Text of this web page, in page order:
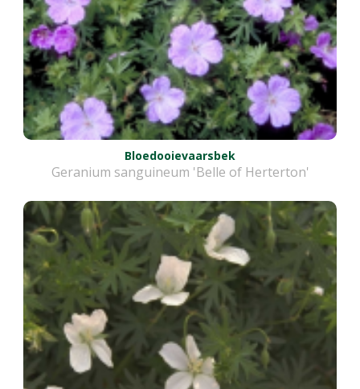
Bloedooievaarsbek
Geranium sanguineum 'Belle of Herterton'